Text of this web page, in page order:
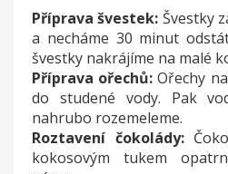
Příprava švestek: Švestky
a necháme 30 minut
švestky nakrájíme na malé
Příprava ořechů: Ořechy
do studené vody. Pak
nahrubo rozemeleme.
Roztavení čokolády:
kokosovým tukem